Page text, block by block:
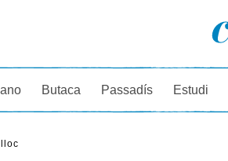
Cercador
Butaca Passadís Estudi